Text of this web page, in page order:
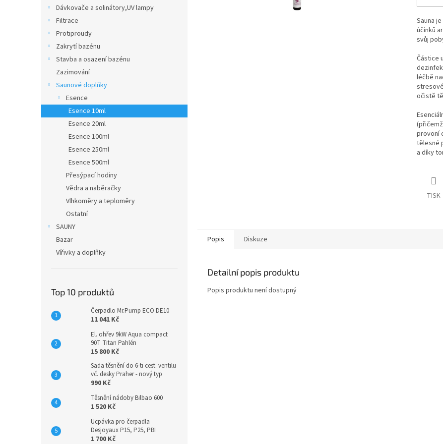
Dávkovače a solinátory,UV lampy
Filtrace
Protiproudy
Zakrytí bazénu
Stavba a osazení bazénu
Zazimování
Saunové doplňky
Esence
Esence 10ml
Esence 20ml
Esence 100ml
Esence 250ml
Esence 500ml
Přesýpací hodiny
Vědra a naběračky
Vlhkoměry a teploměry
Ostatní
SAUNY
Bazar
Vířivky a doplňky
Top 10 produktů
Čerpadlo Mr.Pump ECO DE10
11 041 Kč
El. ohřev 9kW Aqua compact
90T Titan Pahlén
15 800 Kč
Sada těsnění do 6-ti cest. ventilu
vč. desky Praher - nový typ
990 Kč
Těsnění nádoby Bilbao 600
1 520 Kč
Ucpávka pro čerpadla
Desjoyaux P15, P25, PBI
1 700 Kč
Sauna
účinků
svůj
Částice
léčbě
očistě
provoní
tělesné
a díky
TISK
Popis Diskuze
Detailní popis produktu
Popis produktu není dostupný